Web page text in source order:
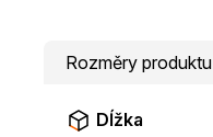
Rozměry produktu
Dĺžka